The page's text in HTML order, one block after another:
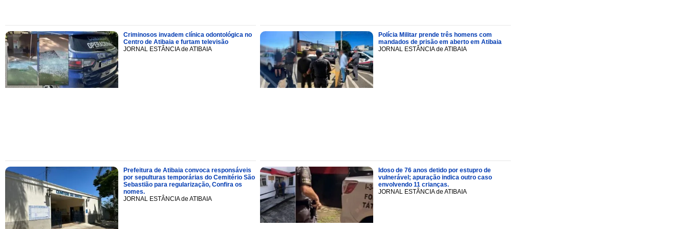
Criminosos invadem clínica odontológica no
Centro de Atibaia e furtam televisão
JORNAL ESTÂNCIA de ATIBAIA
Polícia Militar prende três homens com
mandados de prisão em aberto em Atibaia
JORNAL ESTÂNCIA de ATIBAIA
Prefeitura de Atibaia convoca responsáveis
por sepulturas temporárias do Cemitério São
Sebastião para regularização, Confira os
nomes.
JORNAL ESTÂNCIA de ATIBAIA
Idoso de 76 anos detido por estupro de
vulnerável; apuração indica outro caso
envolvendo 11 crianças.
JORNAL ESTÂNCIA de ATIBAIA